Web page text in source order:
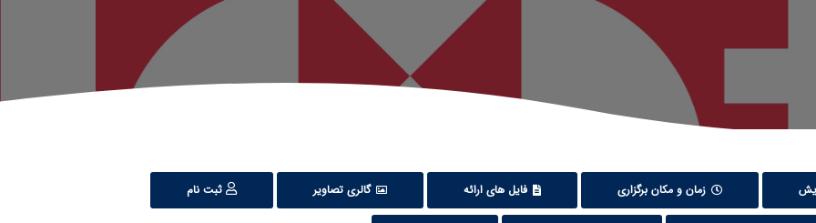
زمان و مکان برگزاری فایل های ارائه گالری تصاویر ثبت نام